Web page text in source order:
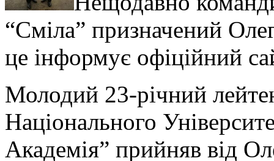
“Сміла” призначений
це інформує офіційний
Молодий 23-річний
Національного
Академія” прийняв від